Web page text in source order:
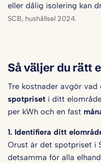
eller dålig isolering kan
SCB, hushållsel 2024.
Så väljer du rätt
Tre kostnader avgör
spotpriset i ditt
per kWh och en fast
1. Identifiera ditt
Orust är det spotpriset i
detsamma för alla